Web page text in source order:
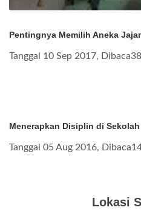
Pentingnya Memilih Aneka
Tanggal 10 Sep 2017,
Menerapkan Disiplin di Sekolah
Tanggal 05 Aug 2016,
Lokasi